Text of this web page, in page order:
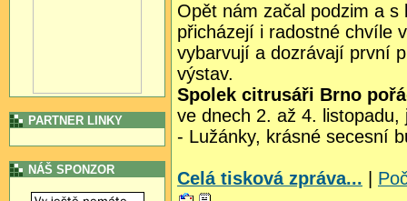
PARTNER LINKY
NÁŠ SPONZOR
Opět nám začal podzim a
přicházejí i radostné chvíle
vybarvují a dozrávají první
výstav.
Spolek citrusáři Brno
ve dnech 2. až 4.
- Lužánky, krásné secesní
Celá tisková zpráva...